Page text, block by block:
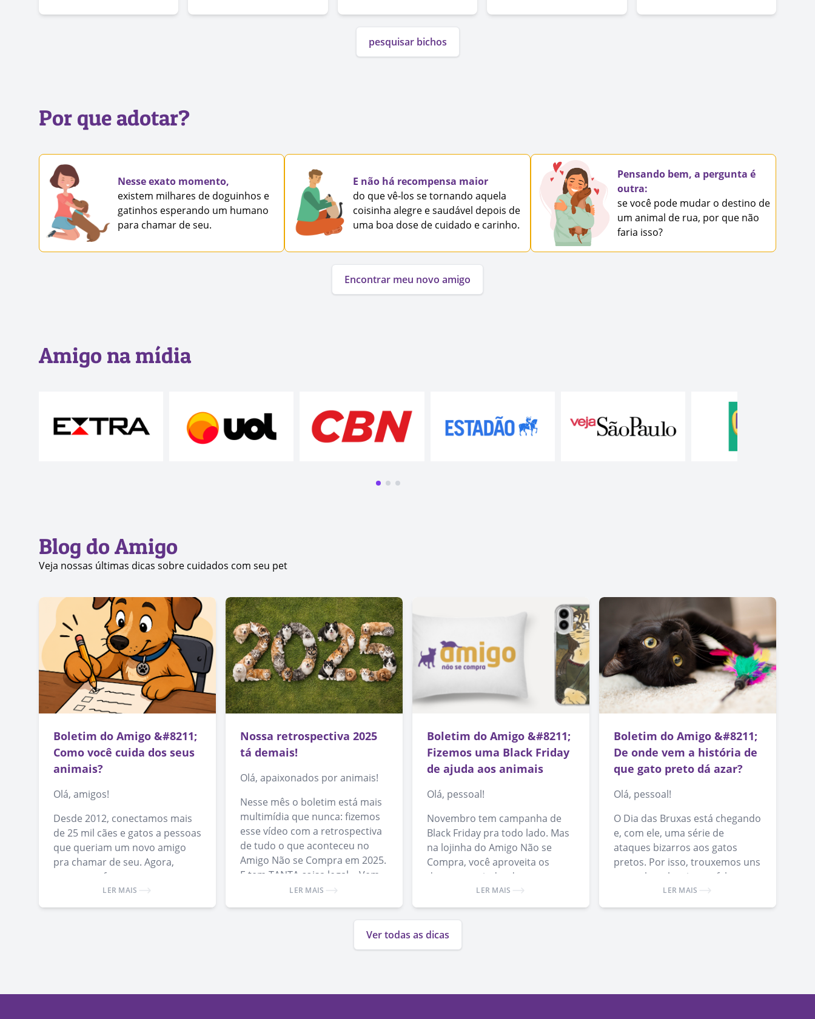
pesquisar bichos
Por que adotar?
Nesse exato momento,
existem milhares de doguinhos e
gatinhos esperando um humano
para chamar de seu.
E não há recompensa maior
do que vê-los se tornando aquela
coisinha alegre e saudável depois de
uma boa dose de cuidado e carinho.
Pensando bem, a pergunta é
outra:
se você pode mudar o destino de
um animal de rua, por que não
faria isso?
Encontrar meu novo amigo
Amigo na mídia
Blog do Amigo
Veja nossas últimas dicas sobre cuidados com seu pet
Boletim do Amigo &#8211;
Como você cuida dos seus
animais?
Olá, amigos!
Desde 2012, conectamos mais
de 25 mil cães e gatos a pessoas
que queriam um novo amigo
pra chamar de seu. Agora,
queremos fazer pontes para
melhorar a saúde e qualidade
de vida dos animais que já
LER MAIS
Nossa retrospectiva 2025
tá demais!
Olá, apaixonados por animais!
Nesse mês o boletim está mais
multimídia que nunca: fizemos
esse vídeo com a retrospectiva
de tudo o que aconteceu no
Amigo Não se Compra em 2025.
E tem TANTA coisa legal… Vem
ver, é só dar o play!
LER MAIS
Boletim do Amigo &#8211;
Fizemos uma Black Friday
de ajuda aos animais
Olá, pessoal!
Novembro tem campanha de
Black Friday pra todo lado. Mas
na lojinha do Amigo Não se
Compra, você aproveita os
descontos ajudando a
bicharada. Além disso, ao
presentear com nossos
produtos, você ajuda a espalhar
a causa da adoção de animais.
🙂
LER MAIS
Boletim do Amigo &#8211;
De onde vem a história de
que gato preto dá azar?
Olá, pessoal!
O Dia das Bruxas está chegando
e, com ele, uma série de
ataques bizarros aos gatos
pretos. Por isso, trouxemos uns
textos bem legais que falam
LER MAIS
Ver todas as dicas